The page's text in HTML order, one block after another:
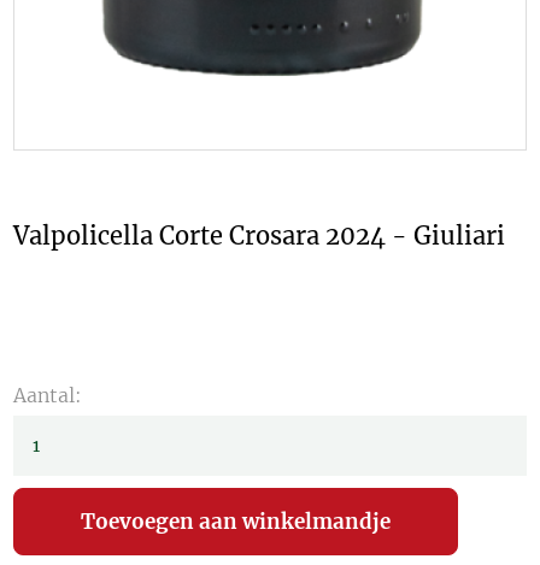
Valpolicella Corte Crosara 2024 - Giuliari
Aantal: